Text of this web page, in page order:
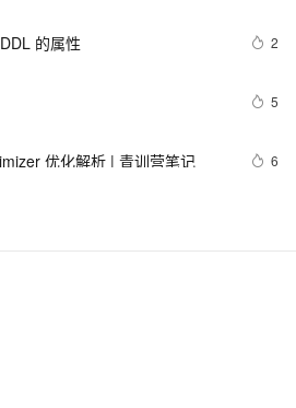
的属性 2
5
优化解析 | 青训营笔记 6
邮件少了的原因
SQL Server -